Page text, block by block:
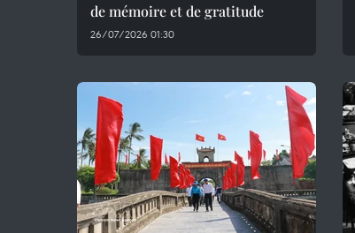
de mémoire et de gratitude
26/07/2026 01:30